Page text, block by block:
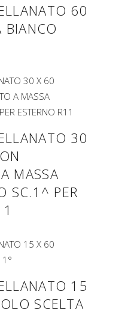
60
BIANCO
30
MASSA
SC.1^ PER
15
SCELTA